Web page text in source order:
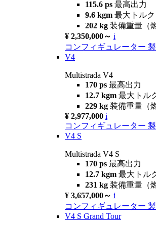
115.6 ps 最高出力
9.6 kgm 最大トルク
202 kg 装備重量（
¥ 2,350,000～ i
コンフィギュレーター
V4
Multistrada V4
170 ps 最高出力
12.7 kgm 最大トル
229 kg 装備重量（
¥ 2,977,000 i
コンフィギュレーター
V4 S
Multistrada V4 S
170 ps 最高出力
12.7 kgm 最大トル
231 kg 装備重量（
¥ 3,657,000～ i
コンフィギュレーター
V4 S Grand Tour